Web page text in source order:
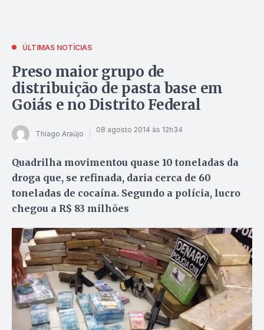
ÚLTIMAS NOTÍCIAS
Preso maior grupo de
distribuição de pasta base em
Goiás e no Distrito Federal
Thiago Araújo 08 agosto 2014 às 12h34
Quadrilha movimentou quase 10 toneladas da
droga que, se refinada, daria cerca de 60
toneladas de cocaína. Segundo a polícia, lucro
chegou a R$ 83 milhões